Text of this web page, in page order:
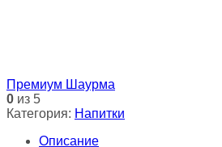
Премиум Шаурма
0 из 5
Категория: Напитки
Описание